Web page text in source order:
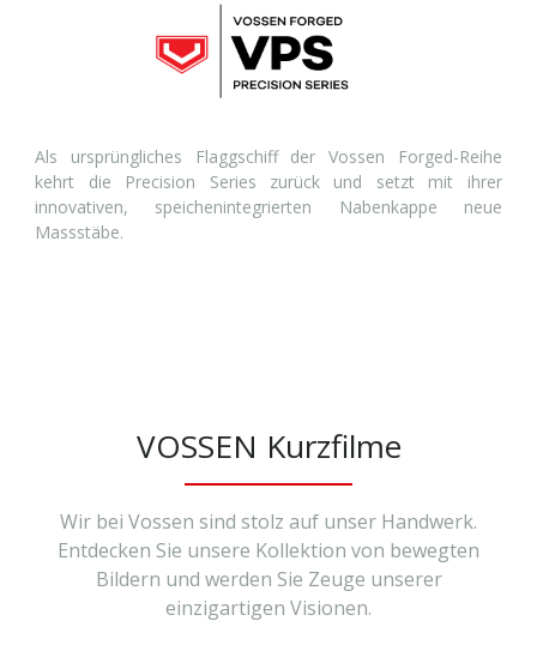
Als ursprüngliches Flaggschiff der Vossen Forged-Reihe
kehrt die Precision Series zurück und setzt mit ihrer
innovativen, speichenintegrierten Nabenkappe neue
Massstäbe.
VOSSEN Kurzfilme
Wir bei Vossen sind stolz auf unser Handwerk.
Entdecken Sie unsere Kollektion von bewegten
Bildern und werden Sie Zeuge unserer
einzigartigen Visionen.